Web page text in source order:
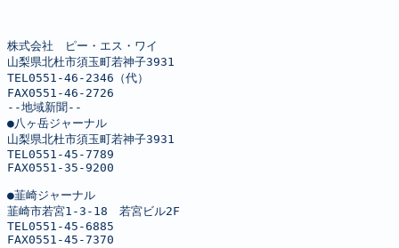
株式会社　ピー・エス・ワイ
山梨県北杜市須玉町若神子3931
TEL0551-46-2346（代）
FAX0551-46-2726
--地域新聞--
●八ヶ岳ジャーナル
山梨県北杜市須玉町若神子3931
TEL0551-45-7789
FAX0551-35-9200
●韮崎ジャーナル
韮崎市若宮1-3-18　若宮ビル2F
TEL0551-45-6885
FAX0551-45-7370